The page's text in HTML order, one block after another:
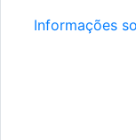
Informações